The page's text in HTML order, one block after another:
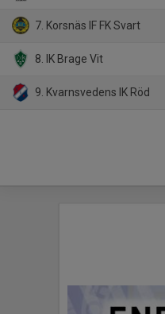
7. Korsnäs IF FK Svart
8. IK Brage Vit
9. Kvarnsvedens IK Röd